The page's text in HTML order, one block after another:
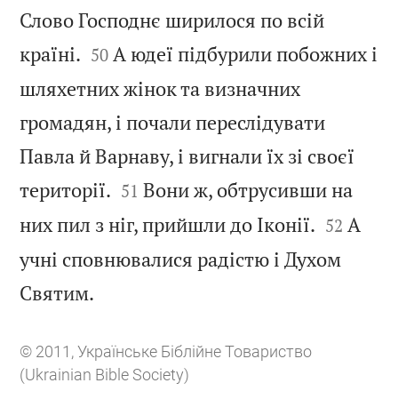
Слово Господнє ширилося по всій
країні. 

50 А юдеї підбурили побожних і
шляхетних жінок та визначних
громадян, і почали переслідувати
Павла й Варнаву, і вигнали їх зі своєї
території. 

51 Вони ж, обтрусивши на
них пил з ніг, прийшли до Іконії. 

52 А
учні сповнювалися радістю і Духом
Святим.
© 2011, Українське Біблійне Товариство
(Ukrainian Bible Society)